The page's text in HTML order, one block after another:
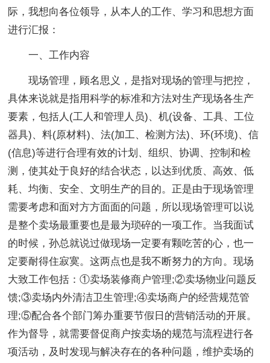
际，我想向各位领导，从本人的工作、学习和思想方面
进行汇报：
一、工作内容
现场管理，顾名思义，是指对现场的管理与把控，
具体来说就是指用科学的标准和方法对生产现场各生产
要素，包括人(工人和管理人员)、机(设备、工具、工位
器具)、料(原材料)、法(加工、检测方法)、环(环境)、信
(信息)等进行合理有效的计划、组织、协调、控制和检
测，使其处于良好的结合状态，以达到优质、高效、低
耗、均衡、安全、文明生产的目的。正是由于现场管理
需要考虑和面对方方面面的问题，所以现场管理可以说
是整个卖场最重要也是最为琐碎的一项工作。当我面试
的时候，孙总就说过做现场一定要有颗吃苦的心，也一
定要耐得住寂寞。这两点也是我不断努力的方向。现场
大致工作包括：①卖场装修商户管理;②卖场物业问题反
馈;③卖场内外清洁卫生管理;④卖场商户的经营规范管
理;⑤配合各个部门筹办重要节假日的营销活动的开展。
作为督导，就需要督促商户按卖场的规范与流程进行各
项活动，及时发现与解决存在的各种问题，维护卖场的